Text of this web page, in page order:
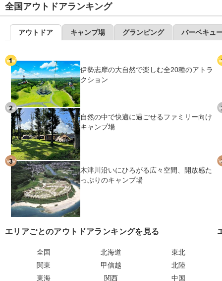
全国アウトドアランキング
アウトドア キャンプ場 グランピング バーベキュ
伊勢志摩の大自然で楽しむ全20種のアトラ
クション
自然の中で快適に過ごせるファミリー向け
キャンプ場
木津川沿いにひろがる広々空間、開放感た
っぷりのキャンプ場
エリアごとのアウトドアランキングを見る
全国 北海道
東北
関東
甲信越
北陸
東海
関西 中国